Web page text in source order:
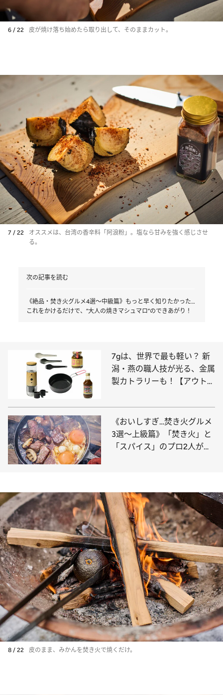
6 / 22 皮が焼け落ち始めたら取り出して、そのままカット。
7 / 22
オススメは、台湾の香辛料「阿浪粉」。塩なら甘みを強く感じさせ
る。
次の記事を読む
《絶品・焚き火グルメ4選～中級篇》もっと早く知りたかった…
これをかけるだけで、“大人の焼きマシュマロ”のできあがり！
7gは、世界で最も軽い？ 新
潟・燕の職人技が光る、金属
製カトラリーも！【アウトド
せない“食のおとも”編～】
《おいしすぎ…焚き火グルメ
3選～上級篇》「焚き火」と
「スパイス」のプロ2人がた
8 / 22 皮のまま、みかんを焚き火で焼くだけ。